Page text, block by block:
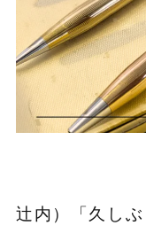
辻内）「久し